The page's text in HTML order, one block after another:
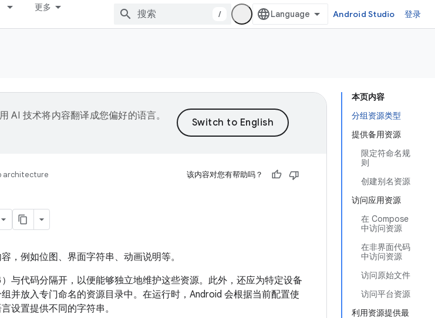
更多
/ Android Studio 登录
本页内容
分组资源类型
提供备用资源
限定符命名规
则
创建别名资源
访问应用资源
在 Compose
中访问资源
在非界面代码
中访问资源
访问原始文件
访问平台资源
利用资源提供最
AI 技术将内容翻译成您偏好的语言。
architecture 该内容对您有帮助吗？
，例如位图、界面字符串、动画说明等。
与代码分隔开，以便能够独立地维护这些资源。此外，还应为特定设备
并放入专门命名的资源目录中。在运行时，Android 会根据当前配置使
设置提供不同的字符串。